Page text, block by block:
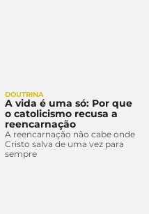
DOUTRINA
A vida é uma só: Por que
o catolicismo recusa a
reencarnação
A reencarnação não cabe onde
Cristo salva de uma vez para
sempre